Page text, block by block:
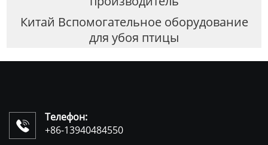
Китай Вспомогательное оборудование
для убоя птицы

Телефон:
+86-13940484550